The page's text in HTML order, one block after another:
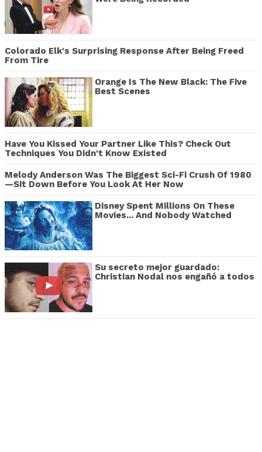
Colorado Elk's Surprising Response After Being Freed
From Tire
Orange Is The New Black: The Five
Best Scenes
Have You Kissed Your Partner Like This? Check Out
Techniques You Didn't Know Existed
Melody Anderson Was The Biggest Sci-Fi Crush Of 1980
—Sit Down Before You Look At Her Now
Disney Spent Millions On These
Movies... And Nobody Watched
Su secreto mejor guardado:
Christian Nodal nos engañó a todos